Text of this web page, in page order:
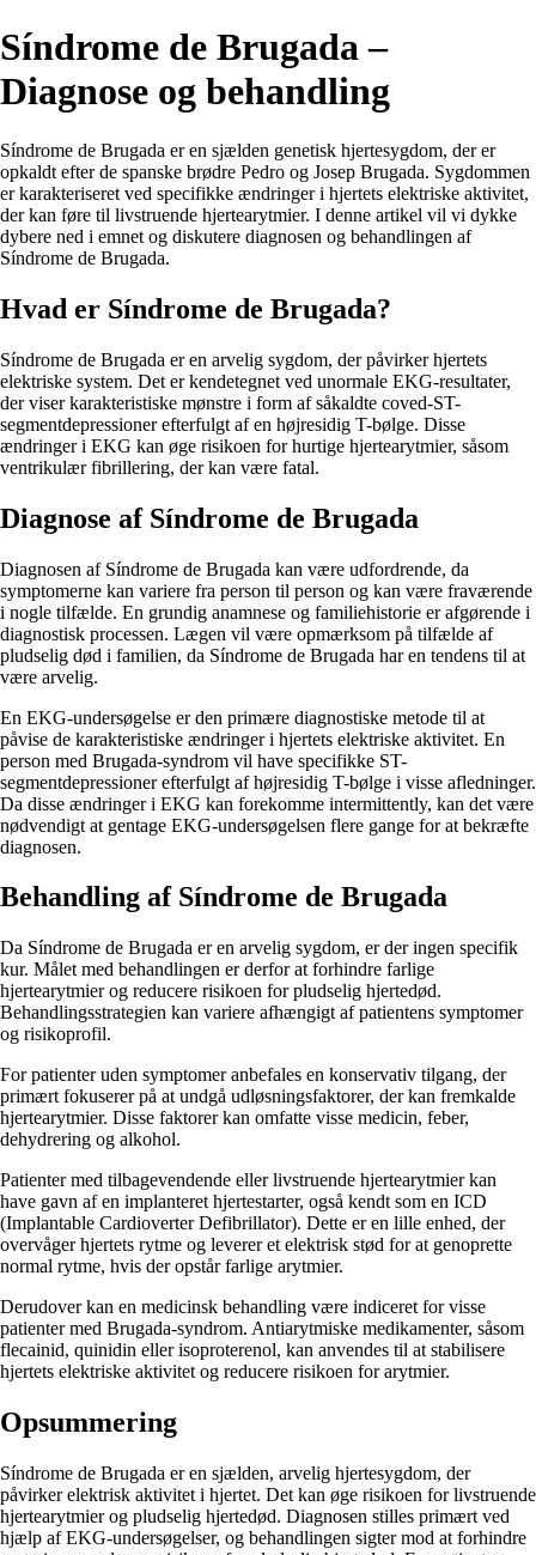
Síndrome de Brugada –
Diagnose og behandling
Síndrome de Brugada er en sjælden genetisk hjertesygdom, der er
opkaldt efter de spanske brødre Pedro og Josep Brugada. Sygdommen
er karakteriseret ved specifikke ændringer i hjertets elektriske aktivitet,
der kan føre til livstruende hjertearytmier. I denne artikel vil vi dykke
dybere ned i emnet og diskutere diagnosen og behandlingen af
Síndrome de Brugada.
Hvad er Síndrome de Brugada?
Síndrome de Brugada er en arvelig sygdom, der påvirker hjertets
elektriske system. Det er kendetegnet ved unormale EKG-resultater,
der viser karakteristiske mønstre i form af såkaldte coved-ST-
segmentdepressioner efterfulgt af en højresidig T-bølge. Disse
ændringer i EKG kan øge risikoen for hurtige hjertearytmier, såsom
ventrikulær fibrillering, der kan være fatal.
Diagnose af Síndrome de Brugada
Diagnosen af Síndrome de Brugada kan være udfordrende, da
symptomerne kan variere fra person til person og kan være fraværende
i nogle tilfælde. En grundig anamnese og familiehistorie er afgørende i
diagnostisk processen. Lægen vil være opmærksom på tilfælde af
pludselig død i familien, da Síndrome de Brugada har en tendens til at
være arvelig.
En EKG-undersøgelse er den primære diagnostiske metode til at
påvise de karakteristiske ændringer i hjertets elektriske aktivitet. En
person med Brugada-syndrom vil have specifikke ST-
segmentdepressioner efterfulgt af højresidig T-bølge i visse afledninger.
Da disse ændringer i EKG kan forekomme intermittently, kan det være
nødvendigt at gentage EKG-undersøgelsen flere gange for at bekræfte
diagnosen.
Behandling af Síndrome de Brugada
Da Síndrome de Brugada er en arvelig sygdom, er der ingen specifik
kur. Målet med behandlingen er derfor at forhindre farlige
hjertearytmier og reducere risikoen for pludselig hjertedød.
Behandlingsstrategien kan variere afhængigt af patientens symptomer
og risikoprofil.
For patienter uden symptomer anbefales en konservativ tilgang, der
primært fokuserer på at undgå udløsningsfaktorer, der kan fremkalde
hjertearytmier. Disse faktorer kan omfatte visse medicin, feber,
dehydrering og alkohol.
Patienter med tilbagevendende eller livstruende hjertearytmier kan
have gavn af en implanteret hjertestarter, også kendt som en ICD
(Implantable Cardioverter Defibrillator). Dette er en lille enhed, der
overvåger hjertets rytme og leverer et elektrisk stød for at genoprette
normal rytme, hvis der opstår farlige arytmier.
Derudover kan en medicinsk behandling være indiceret for visse
patienter med Brugada-syndrom. Antiarytmiske medikamenter, såsom
flecainid, quinidin eller isoproterenol, kan anvendes til at stabilisere
hjertets elektriske aktivitet og reducere risikoen for arytmier.
Opsummering
Síndrome de Brugada er en sjælden, arvelig hjertesygdom, der
påvirker elektrisk aktivitet i hjertet. Det kan øge risikoen for livstruende
hjertearytmier og pludselig hjertedød. Diagnosen stilles primært ved
hjælp af EKG-undersøgelser, og behandlingen sigter mod at forhindre